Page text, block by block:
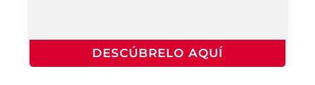
DESCÚBRELO AQUÍ